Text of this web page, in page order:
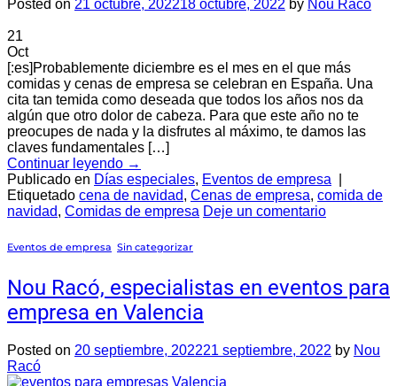
Posted on 21 octubre, 202218 octubre, 2022 by Nou Racó
21
Oct
[:es]Probablemente diciembre es el mes en el que más
comidas y cenas de empresa se celebran en España. Una
cita tan temida como deseada que todos los años nos da
algún que otro dolor de cabeza. Para que este año no te
preocupes de nada y la disfrutes al máximo, te damos las
claves fundamentales […]
Continuar leyendo →
Publicado en Días especiales, Eventos de empresa
Etiquetado cena de navidad, Cenas de empresa, comida de
navidad, Comidas de empresa Deje un comentario
Eventos de empresa Sin categorizar
Nou Racó, especialistas en eventos para
empresa en Valencia
Posted on 20 septiembre, 202221 septiembre, 2022 by Nou
Racó